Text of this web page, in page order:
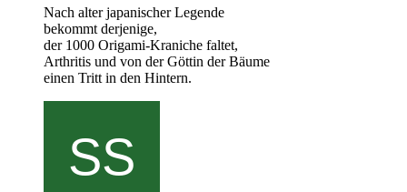
Nach alter japanischer Legende
bekommt derjenige,
der 1000 Origami-Kraniche faltet,
Arthritis und von der Göttin der Bäume
einen Tritt in den Hintern.